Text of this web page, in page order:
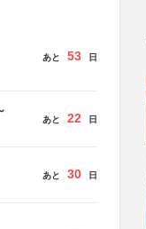
あと 53 日
あと 22 日
あと 30 日